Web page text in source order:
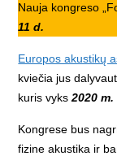
Nauja kongreso
11 d.
Europos akustikų
kviečia jus
kuris vyks2020 m.
Kongrese bus
fizine akustika ir